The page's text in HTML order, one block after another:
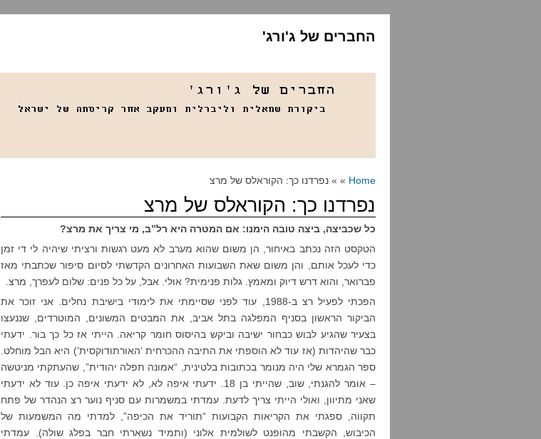
החברים של ג'ורג'
Home » » נפרדנו כך: הקוראלס של מרצ
נפרדנו כך: הקוראלס של מרצ
כל שכביצה, ביצה טובה הימנו: אם המטרה היא רל”ב, מי צריך את מרצ?
הטקסט הזה נכתב באיחור, הן משום שהוא מערב לא מעט רגשות ורציתי שיהיה לי די זמן
כדי לעכל אותם, והן משום שאת השבועות האחרונים הקדשתי לסיום סיפור שכתבתי מאז
פברואר, והוא דרש דיוק ומאמץ. גלות פנימית? אולי. אבל, על כל פנים: שלום לעפרך, מרצ.
הפכתי לפעיל רצ ב-1988, עוד לפני שסיימתי את לימודי בישיבת נחלים. אני זוכר את
הביקור הראשון בסניף המפלגה בתל אביב, את המבטים המשונים, המוטרדים, שננעצו
בצעיר שהגיע לבוש כבחור ישיבה וביקש בהיסוס חומר קריאה. הייתי אז כל כך בור. ידעתי
כבר שהיהדות (אז עוד לא הוספתי את התיבה ההכרחית ‘האורתודוקסית’) היא הבל מוחלט.
ספר הגמרא שלי היה מנומר בכתובות בלטינית, “אמונה תפלה יהודית”, שהעתקתי מניטשה
– אומר להגנתי, שוב, שהייתי בן 18. ידעתי איפה לא, לא ידעתי איפה כן. עוד לא ידעתי
שאני מתיוון, ואולי הייתי צריך לדעת. עמדתי במשמרות עם סניף נוער רצ הנהדר של פתח
תקווה, ספגתי את הקריאות הקבועות “תוריד את הכיפה”, למדתי מה המשמעות של
הכיבוש, הקשבתי מהופנט לשולמית אלוני (ותמיד נשארתי חבר בפלג שולה). עמדתי